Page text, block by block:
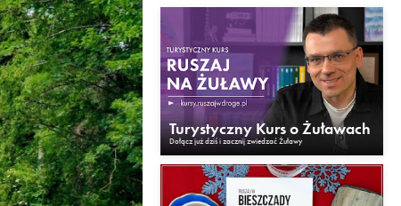
Turystyczny Kurs o Żuławach
Dołącz już dziś i zacznij zwiedzać Żuławy